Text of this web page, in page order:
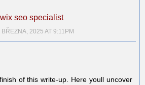
wix seo specialist
BŘEZNA, 2025 AT 9:11PM
of this write-up. Here youll uncover